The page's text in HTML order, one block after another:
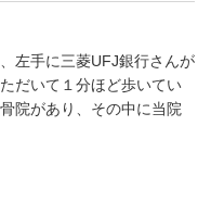
左手に三菱UFJ銀行さんが
だいて１分ほど歩いてい
院があり、その中に当院